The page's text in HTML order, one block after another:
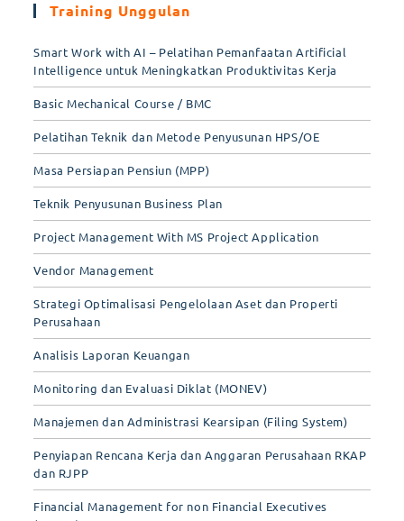
Training Unggulan
Smart Work with AI – Pelatihan Pemanfaatan Artificial
Intelligence untuk Meningkatkan Produktivitas Kerja
Basic Mechanical Course / BMC
Pelatihan Teknik dan Metode Penyusunan HPS/OE
Masa Persiapan Pensiun (MPP)
Teknik Penyusunan Business Plan
Project Management With MS Project Application
Vendor Management
Strategi Optimalisasi Pengelolaan Aset dan Properti
Perusahaan
Analisis Laporan Keuangan
Monitoring dan Evaluasi Diklat (MONEV)
Manajemen dan Administrasi Kearsipan (Filing System)
Penyiapan Rencana Kerja dan Anggaran Perusahaan RKAP
dan RJPP
Financial Management for non Financial Executives